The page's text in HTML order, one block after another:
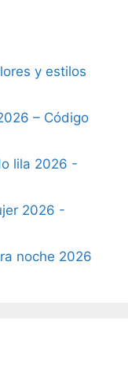
y estilos
– Código
lila 2026 -
2026 -
noche 2026